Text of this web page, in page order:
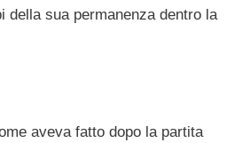
della sua permanenza dentro la
aveva fatto dopo la partita